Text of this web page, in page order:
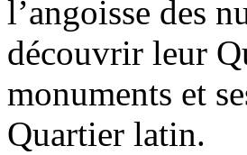
l’angoisse des
découvrir leur
monuments et
Quartier latin.